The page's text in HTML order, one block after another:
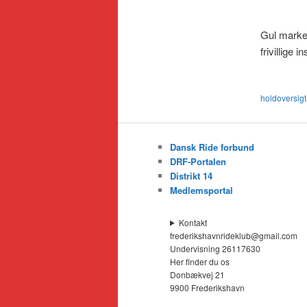
Gul
frivillige
holdoversigt
Dansk Ride forbund
DRF-Portalen
Distrikt 14
Medlemsportal
Kontakt
frederikshavnrideklub@gmail.com
Undervisning 26117630
Her finder du os
Donbækvej 21
9900 Frederikshavn